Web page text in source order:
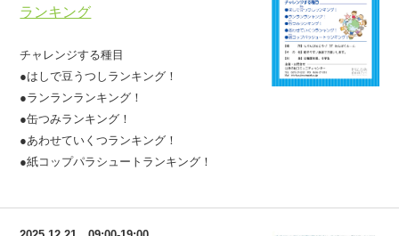
ランキング
チャレンジする種目
●はしで豆うつしランキング！
●ランランランキング！
●缶つみランキング！
●あわせていくつランキング！
●紙コップパラシュートランキング！